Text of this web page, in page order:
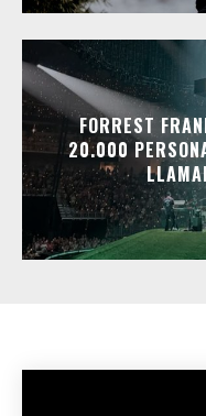
FORREST
20.000